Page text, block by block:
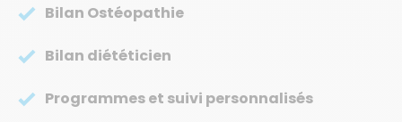
Bilan Ostéopathie
Bilan diététicien
Programmes et suivi personnalisés